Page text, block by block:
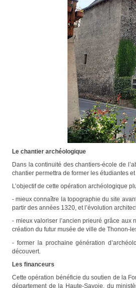
Le chantier archéologique
Dans la continuité des chantiers-école de
chantier permettra de former les étudiantes
L’objectif de cette opération archéologique
- mieux connaître la topographie du site
partir des années 1320, et l’évolution
- mieux valoriser l’ancien prieuré grâce
création du futur musée de ville de Thonon-
- former la prochaine génération
découvert.
Les financeurs
Cette opération bénéficie du soutien de la
département de la Haute-Savoie, du